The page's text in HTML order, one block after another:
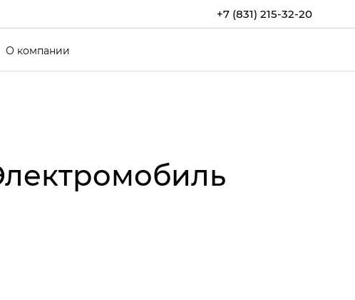
+7 (831) 215-32-20
О компании